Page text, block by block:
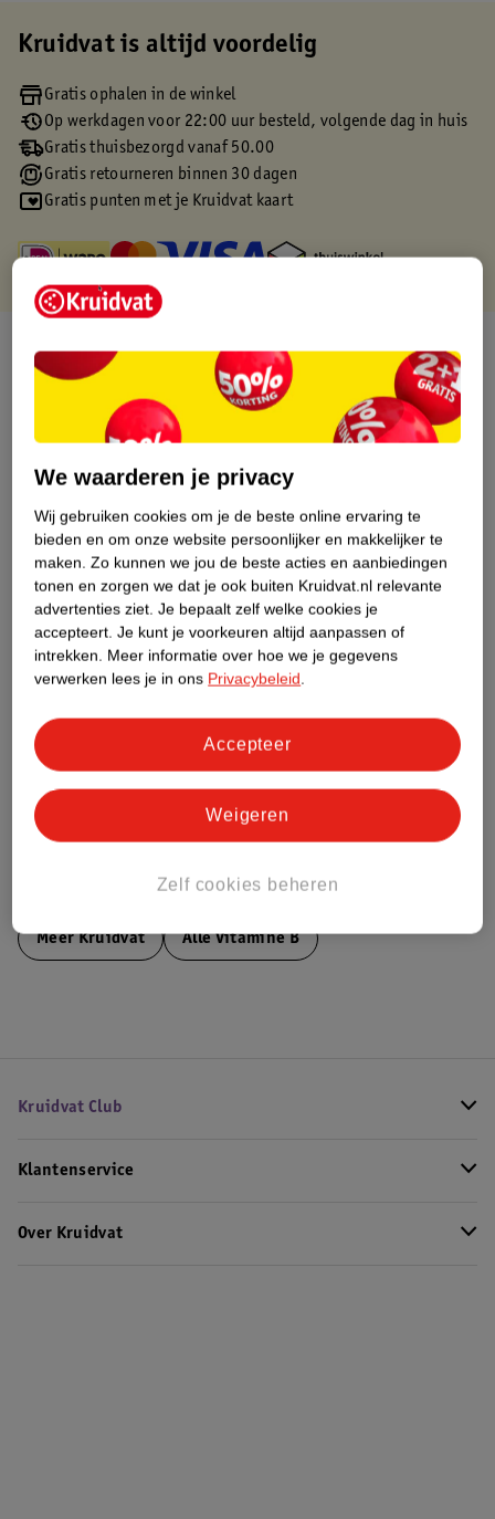
Kruidvat is altijd voordelig
Gratis ophalen in de winkel
Op werkdagen voor 22:00 uur besteld, volgende dag in huis
Gratis thuisbezorgd vanaf 50.00
Gratis retourneren binnen 30 dagen
Gratis punten met je Kruidvat kaart
Over dit product
Productinformatie
Etiketinformatie
Nature Impact Score
Rood (-) = hoge impact op het milieu.
Groen (+) = lage impact op het milieu.
Gebaseerd op wereldwijde
gemiddelden.
Voedingssupplementen gemiddelde: 24%
Hogere score betekent lagere impact
Bestel & Bezorginformatie
MeerKruidvat Alle Vitamine B
Kruidvat Club
Klantenservice
Over Kruidvat
We waarderen je privacy
Wij gebruiken cookies om je de beste online ervaring te
bieden en om onze website persoonlijker en makkelijker te
maken. Zo kunnen we jou de beste acties en aanbiedingen
tonen en zorgen we dat je ook buiten Kruidvat.nl relevante
advertenties ziet. Je bepaalt zelf welke cookies je
accepteert. Je kunt je voorkeuren altijd aanpassen of
intrekken. Meer informatie over hoe we je gegevens
verwerken lees je in ons Privacybeleid.
Zelf cookies beheren
Weigeren
Accepteer